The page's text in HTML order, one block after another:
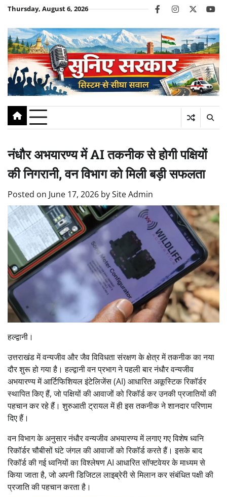
Skip
content
Thursday, August 6, 2026 facebookinstagram
twitter
नंधौर अभयारण्य में AI तकनीक से होगी पक्षियों
की निगरानी, वन विभाग को मिली बड़ी सफलता
Posted on June 17, 2026 bySite Admin
हल्द्वानी।
उत्तराखंड में वन्यजीव और जैव विविधता संरक्षण के क्षेत्र में तकनीक का नया
दौर शुरू हो गया है। हल्द्वानी वन प्रभाग ने पहली बार नंधौर वन्यजीव
अभयारण्य में आर्टिफिशियल इंटेलिजेंस (AI) आधारित अकूस्टिक रिकॉर्डर
स्थापित किए हैं, जो पक्षियों की आवाजों को रिकॉर्ड कर उनकी प्रजातियों की
पहचान कर रहे हैं। शुरुआती ट्रायल में ही इस तकनीक ने शानदार परिणाम
दिए हैं।
वन विभाग के अनुसार नंधौर वन्यजीव अभयारण्य में लगाए गए विशेष ध्वनि
रिकॉर्डर चौबीसों घंटे जंगल की आवाजों को रिकॉर्ड करते हैं। इसके बाद
रिकॉर्ड की गई ध्वनियों का विश्लेषण AI आधारित सॉफ्टवेयर के माध्यम से
किया जाता है, जो अपनी डिजिटल लाइब्रेरी से मिलान कर संबंधित पक्षी की
प्रजाति की पहचान करता है।